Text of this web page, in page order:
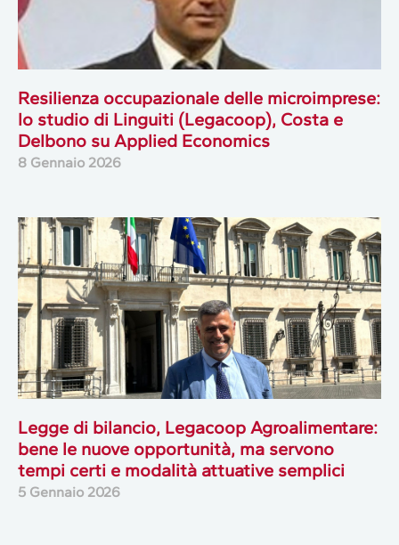
Resilienza occupazionale delle microimprese:
lo studio di Linguiti (Legacoop), Costa e
Delbono su Applied Economics
8 Gennaio 2026
Legge di bilancio, Legacoop Agroalimentare:
bene le nuove opportunità, ma servono
tempi certi e modalità attuative semplici
5 Gennaio 2026